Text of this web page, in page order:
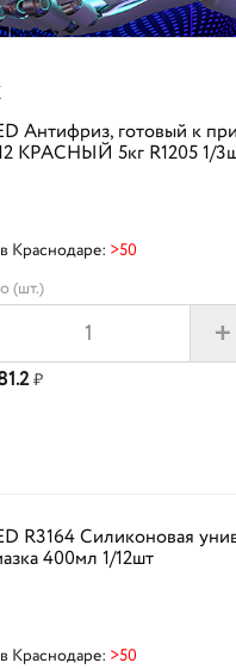
Антифриз, готовый к
КРАСНЫЙ 5кг R1205 1/
Краснодаре: >50
(шт.)
+
₽
R3164 Силиконовая
400мл 1/12шт
Краснодаре: >50